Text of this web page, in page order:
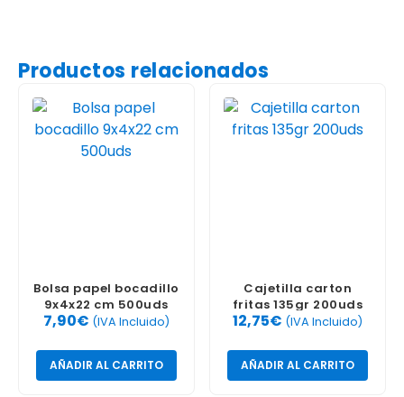
Productos relacionados
Bolsa papel bocadillo
9x4x22 cm 500uds
7,90€ (IVA Incluido)
AÑADIR AL CARRITO
Cajetilla carton
fritas 135gr 200uds
12,75€ (IVA Incluido)
AÑADIR AL CARRITO